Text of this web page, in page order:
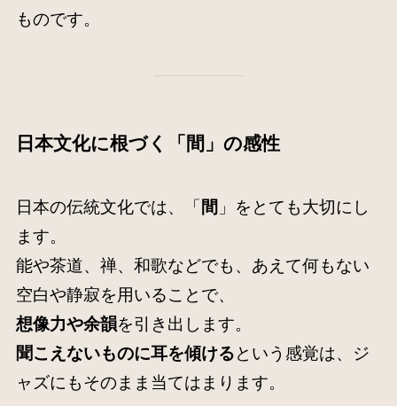
ものです。
日本文化に根づく「間」の感性
日本の伝統文化では、「 間 」をとても大切にし
ます。
能や茶道、禅、和歌などでも、あえて何もない
空白や静寂を用いることで、
想像力や余韻を引き出します。
聞こえないものに耳を傾けるという感覚は、ジ
ャズにもそのまま当てはまります。